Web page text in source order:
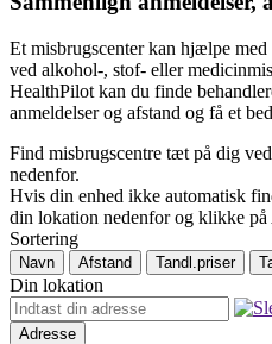
Et misbrugscenter kan hjælpe
ved alkohol-, stof- eller
HealthPilot kan du finde
anmeldelser og afstand og få et
Find misbrugscentre tæt på dig
nedenfor.
Hvis din enhed ikke automatisk
din lokation nedenfor og klikke
Sortering
Navn Afstand Tandl.priser
Din lokation
Adresse